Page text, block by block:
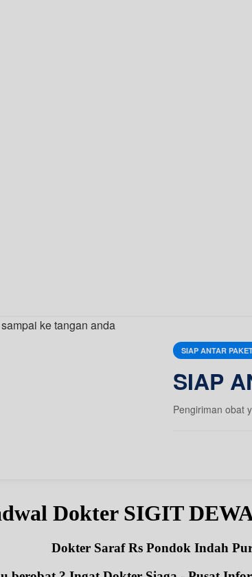
SIAP ANTAR
SIAP
Pengiriman obat
Dokter SIGIT
Dokter Saraf Rs Pondok Indah